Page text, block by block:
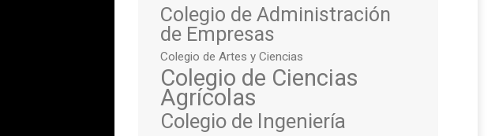
Colegio de Administración
de Empresas
Colegio de Artes y Ciencias
Colegio de Ciencias
Agrícolas
Colegio de Ingeniería